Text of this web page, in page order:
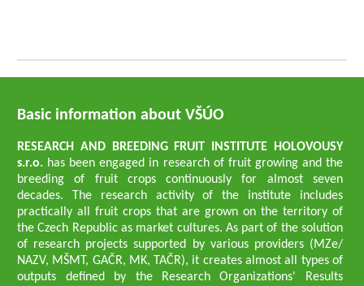
Basic information about VŠÚO
RESEARCH AND BREEDING FRUIT INSTITUTE HOLOVOUSY
s.r.o. has been engaged in research of fruit growing and the
breeding of fruit crops continuously for almost seven
decades. The research activity of the institute includes
practically all fruit crops that are grown on the territory of
the Czech Republic as market cultures. As part of the solution
of research projects supported by various providers (MZe/
NAZV, MŠMT, GAČR, MK, TAČR), it creates almost all types of
outputs defined by the Research Organizations' Results